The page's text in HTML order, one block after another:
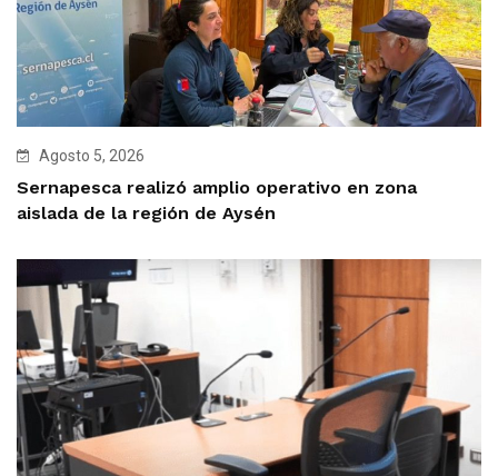
Agosto 5, 2026
Sernapesca realizó amplio operativo en zona
aislada de la región de Aysén